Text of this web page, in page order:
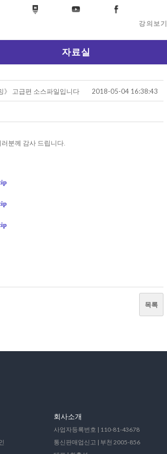
강의보기
자료실
》 고급편 소스파일입니다 2018-05-04 16:38:43
분께 감사 드립니다.
목록
회사소개
사업자등록번호 | 110-81-43678
통신판매업신고 | 부천 2005-856